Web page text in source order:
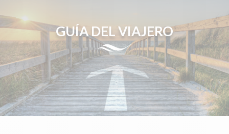
GUÍA DEL VIAJERO